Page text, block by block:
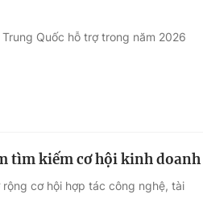
Quốc hỗ trợ trong năm 2026
tìm kiếm cơ hội kinh doanh
cơ hội hợp tác công nghệ, tài